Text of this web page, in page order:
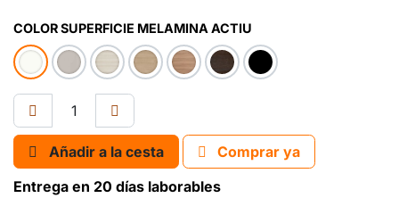
COLOR SUPERFICIE MELAMINA ACTIU
Añadir a la cesta
Comprar ya
Entrega en 20 días laborables